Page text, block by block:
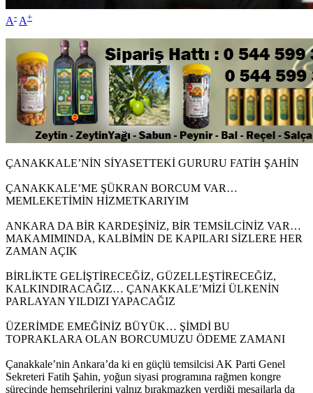
A- A+
ÇANAKKALE’NİN SİYASETTEKİ GURURU FATİH ŞAHİN
ÇANAKKALE’ME ŞÜKRAN BORCUM VAR…
MEMLEKETİMİN HİZMETKARIYIM
ANKARA DA BİR KARDEŞİNİZ, BİR TEMSİLCİNİZ VAR…
MAKAMIMINDA, KALBİMİN DE KAPILARI SİZLERE HER
ZAMAN AÇIK
BİRLİKTE GELİŞTİRECEĞİZ, GÜZELLEŞTİRECEĞİZ,
KALKINDIRACAĞIZ… ÇANAKKALE’MİZİ ÜLKENİN
PARLAYAN YILDIZI YAPACAĞIZ
ÜZERİMDE EMEĞİNİZ BÜYÜK… ŞİMDİ BU
TOPRAKLARA OLAN BORCUMUZU ÖDEME ZAMANI
Çanakkale’nin Ankara’da ki en güçlü temsilcisi AK Parti Genel
Sekreteri Fatih Şahin, yoğun siyasi programına rağmen kongre
sürecinde hemşehrilerini yalnız bırakmazken verdiği mesajlarla da